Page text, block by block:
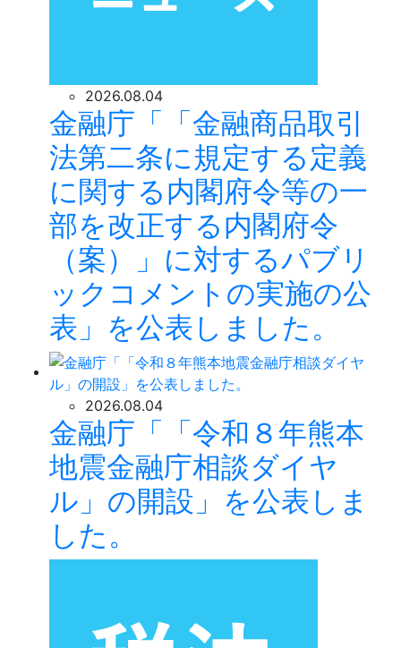
2026.08.04
金融庁「「金融商品取引
法第二条に規定する定義
に関する内閣府令等の一
部を改正する内閣府令
（案）」に対するパブリ
ックコメントの実施の公
表」を公表しました。
2026.08.04
金融庁「「令和８年熊本
地震金融庁相談ダイヤ
ル」の開設」を公表しま
した。